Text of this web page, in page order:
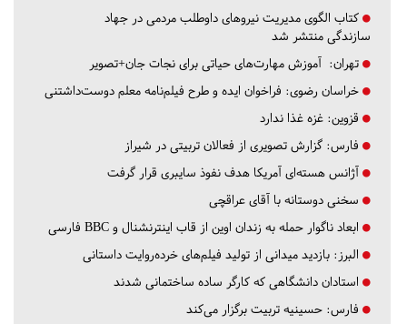
کتاب الگوی مدیریت نیروهای داوطلب مردمی در جهاد
سازندگی منتشر شد
تهران: آموزش مهارت‌های حیاتی برای نجات جان+تصویر
خراسان رضوی: فراخوان ایده و طرح فیلم‌نامه معلم دوست‌داشتنی
قزوین: غزه غذا ندارد
فارس: گزارش تصویری از فعالان تربیتی در شیراز
آژانس هسته‌ای آمریکا هدف نفوذ سایبری قرار گرفت
سخنی دوستانه با آقای عراقچی
ابعاد ناگوار حمله به زندان اوین از قاب اینترنشنال و BBC فارسی
البرز: بازدید میدانی از تولید فیلم‌های خرده‌روایت داستانی
استادان دانشگاهی که کارگر ساده ساختمانی شدند
فارس: حسینیه تربیت برگزار می‌کند